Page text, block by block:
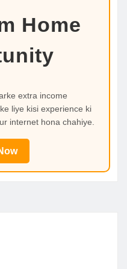
Home
extra income
liye kisi experience ki
internet hona chahiye.